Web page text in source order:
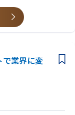
かせる
等でテストできる機
等）の知見
業界に変